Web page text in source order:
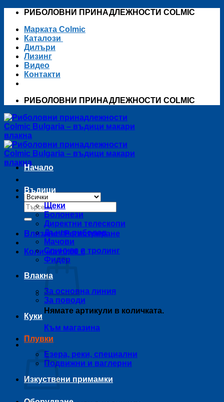
Skip
content
РИБОЛОВНИ ПРИНАДЛЕЖНОСТИ COLMIC
Марката Colmic
Каталози
Дилъри
Лизинг
Видео
Контакти
РИБОЛОВНИ ПРИНАДЛЕЖНОСТИ COLMIC
Търсене
за:
Влизане / Регистриране
Количка /0,00 €
Нямате артикули в количката.
Към магазина
Количка
Начало
Въдици
Щеки
Болонези
Директни телескопи
Дънен риболов
Мачови
Спининг и тролинг
Фидер
Влакна
За основна линия
За поводи
Куки
Плувки
Езера, реки, специални
Подвижни и ваглерни
Изкуствени примамки